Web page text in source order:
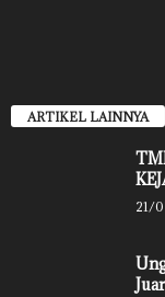
ARTIKEL LAINNYA
21/